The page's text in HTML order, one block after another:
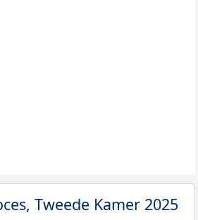
Tweede Kamer 2025